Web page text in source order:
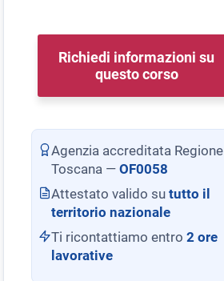
Richiedi informazioni su
questo corso
Agenzia accreditata Regione
Toscana —OF0058
Attestato valido sututto il
territorio nazionale
Ti ricontattiamo entro2 ore
lavorative